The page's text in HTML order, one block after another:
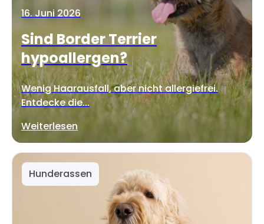
16. Juni 2026
Sind Border Terrier
hypoallergen?
Wenig Haarausfall, aber nicht allergiefrei.
Entdecke die...
Weiterlesen
Hunderassen